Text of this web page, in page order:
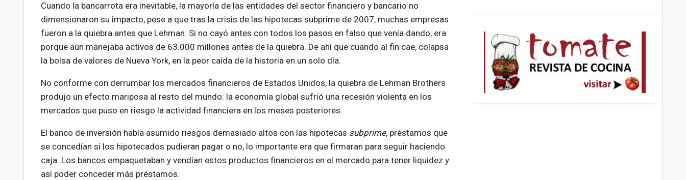
Cuando la bancarrota era inevitable, la mayoría de las entidades del sector financiero y bancario no
dimensionaron su impacto, pese a que tras la crisis de las hipotecas subprime de 2007, muchas empresas
fueron a la quiebra antes que Lehman. Si no cayó antes con todos los pasos en falso que venía dando, era
porque aún manejaba activos de 63.000 millones antes de la quiebra. De ahí que cuando al fin cae, colapsa
la bolsa de valores de Nueva York, en la peor caída de la historia en un solo día.
No conforme con derrumbar los mercados financieros de Estados Unidos, la quiebra de Lehman Brothers
produjo un efecto mariposa al resto del mundo: la economía global sufrió una recesión violenta en los
mercados que puso en riesgo la actividad financiera en los meses posteriores.
El banco de inversión había asumido riesgos demasiado altos con las hipotecas subprime, préstamos que
se concedían si los hipotecados pudieran pagar o no, lo importante era que firmaran para seguir haciendo
caja. Los bancos empaquetaban y vendían estos productos financieros en el mercado para tener liquidez y
así poder conceder más préstamos.